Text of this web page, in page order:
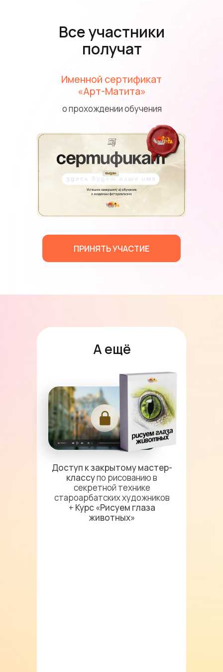
ПРИНЯТЬ УЧАСТИЕ
о прохождении обучения
Все участники
получат
Именной сертификат
«Арт-Матита»
А ещё
Доступ к закрытому мастер-
классупо рисованию в
секретной технике
староарбатских художников
+ Курс «Рисуем глаза
животных»